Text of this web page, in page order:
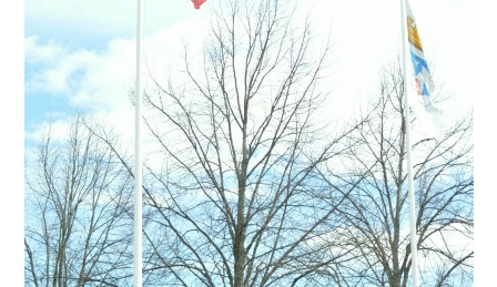
KALENDER
MATCHER
DOKUMENT
KLUBBSHOPEN
BILDGALLERI